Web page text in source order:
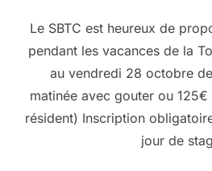
Le SBTC est heureux de
pendant les vacances de la
au vendredi 28 octobre
matinée avec gouter ou
résident) Inscription
jour de